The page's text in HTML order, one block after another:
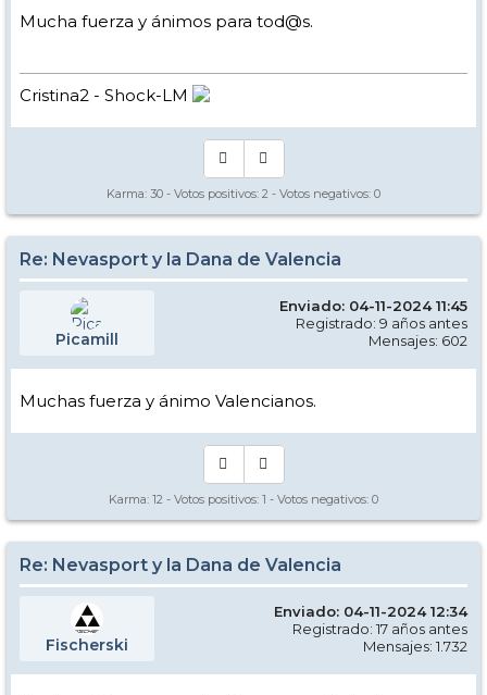
Mucha fuerza y ánimos para tod@s.
Cristina2 - Shock-LM
Karma: 30 - Votos positivos: 2 - Votos negativos: 0
Re: Nevasport y la Dana de Valencia
Picamill
Enviado: 04-11-2024 11:45
Registrado: 9 años antes
Mensajes: 602
Muchas fuerza y ánimo Valencianos.
Karma: 12 - Votos positivos: 1 - Votos negativos: 0
Re: Nevasport y la Dana de Valencia
Fischerski
Enviado: 04-11-2024 12:34
Registrado: 17 años antes
Mensajes: 1.732